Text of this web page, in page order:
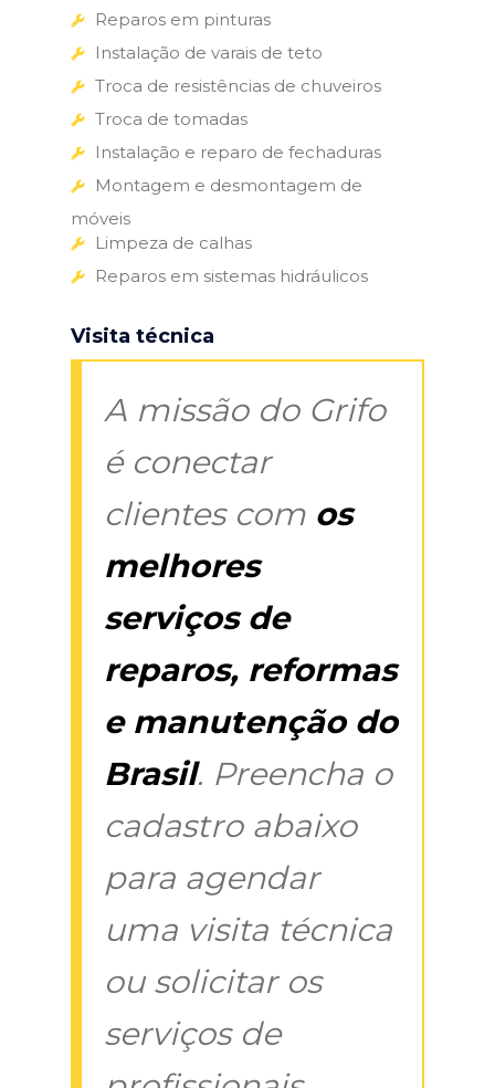
Reparos em pinturas
Instalação de varais de teto
Troca de resistências de chuveiros
Troca de tomadas
Instalação e reparo de fechaduras
Montagem e desmontagem de
móveis
Limpeza de calhas
Reparos em sistemas hidráulicos
Visita técnica
A missão do Grifo
é conectar
clientes com os
melhores
serviços de
reparos, reformas
e manutenção do
Brasil. Preencha o
cadastro abaixo
para agendar
uma visita técnica
ou solicitar os
serviços de